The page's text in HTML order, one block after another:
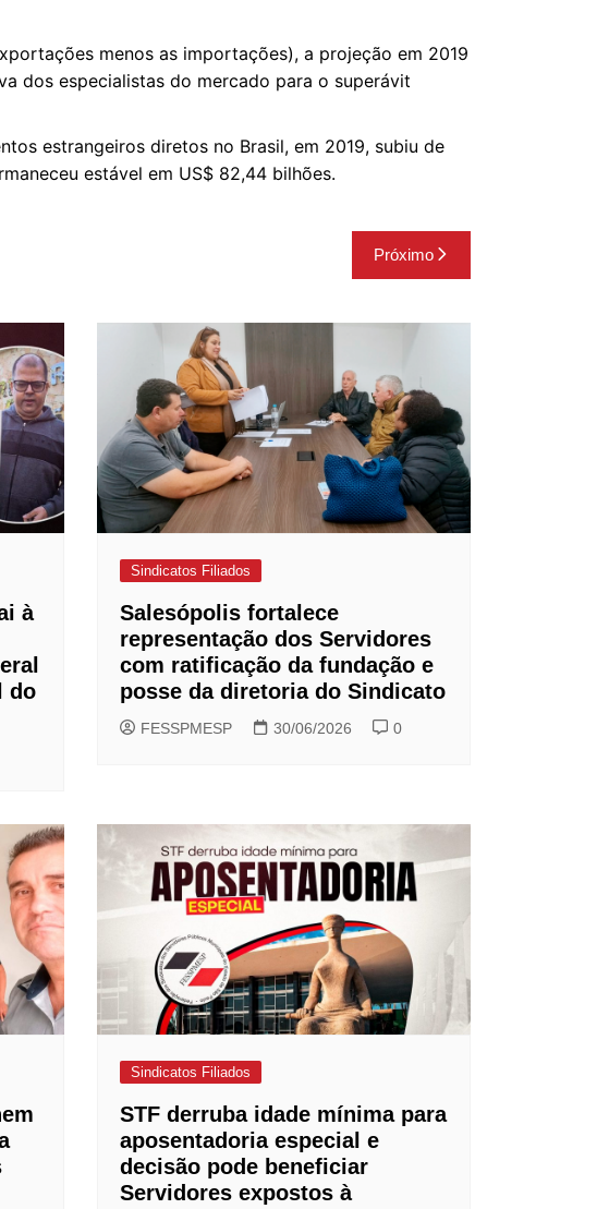
menos as importações), a projeção em 2019
dos especialistas do mercado para o superávit
estrangeiros diretos no Brasil, em 2019, subiu de
estável em US$ 82,44 bilhões.
Próximo
à
do
Sindicatos Filiados
Salesópolis fortalece
representação dos Servidores
com ratificação da fundação e
posse da diretoria do Sindicato
FESSPMESP 30/06/2026 0
Sindicatos Filiados
STF derruba idade mínima para
aposentadoria especial e
decisão pode beneficiar
Servidores expostos à